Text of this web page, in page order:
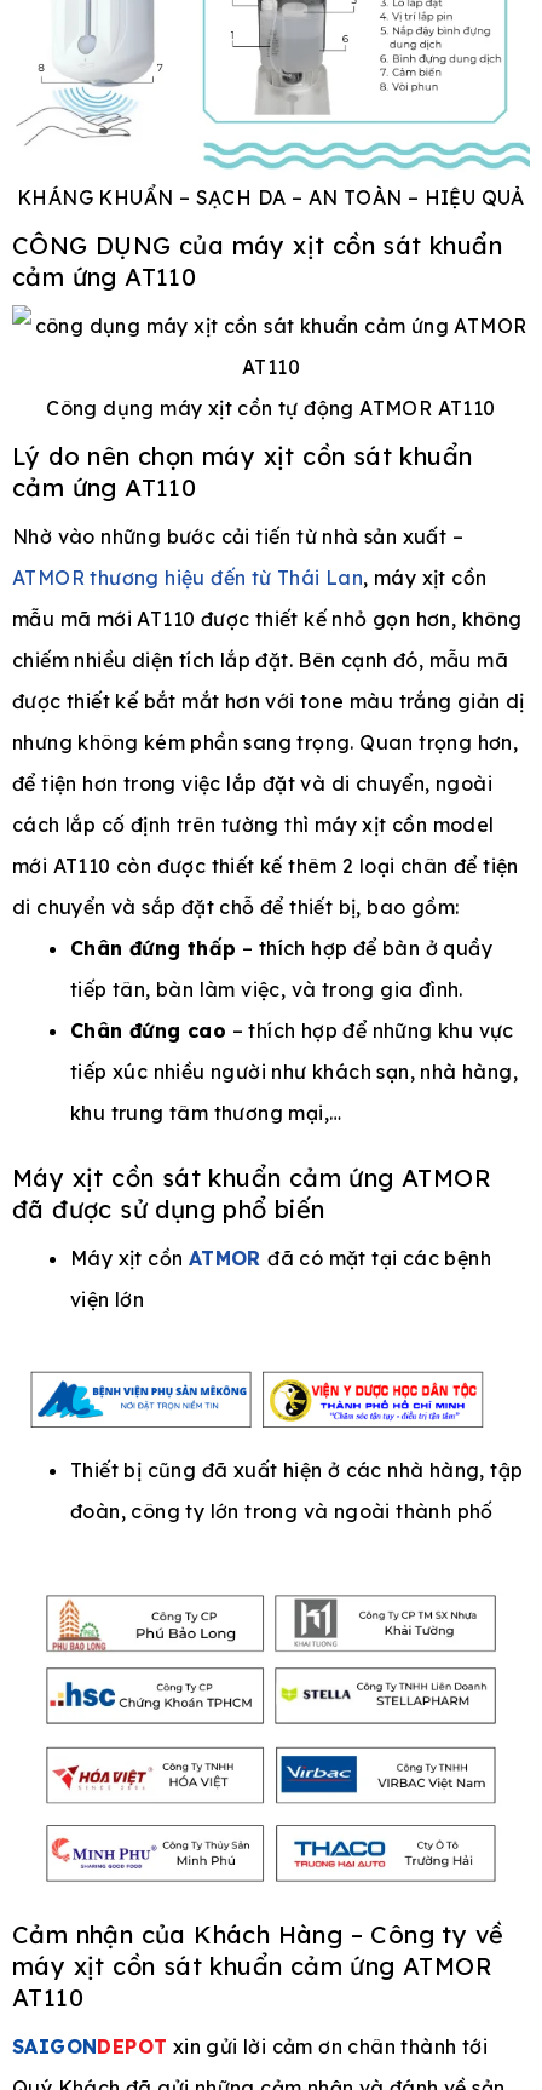
KHÁNG KHUẨN – SẠCH DA – AN TOÀN – HIỆU QUẢ
CÔNG DỤNG của máy xịt cồn sát khuẩn
cảm ứng AT110
Công dụng máy xịt cồn tự động ATMOR AT110
Lý do nên chọn máy xịt cồn sát khuẩn
cảm ứng AT110
Nhờ vào những bước cải tiến từ nhà sản xuất –
ATMOR thương hiệu đến từ Thái Lan, máy xịt cồn
mẫu mã mới AT110 được thiết kế nhỏ gọn hơn, không
chiếm nhiều diện tích lắp đặt. Bên cạnh đó, mẫu mã
được thiết kế bắt mắt hơn với tone màu trắng giản dị
nhưng không kém phần sang trọng. Quan trọng hơn,
để tiện hơn trong việc lắp đặt và di chuyển, ngoài
cách lắp cố định trên tường thì máy xịt cồn model
mới AT110 còn được thiết kế thêm 2 loại chân để tiện
di chuyển và sắp đặt chỗ để thiết bị, bao gồm:
Chân đứng thấp – thích hợp để bàn ở quầy
tiếp tân, bàn làm việc, và trong gia đình.
Chân đứng cao – thích hợp để những khu vực
tiếp xúc nhiều người như khách sạn, nhà hàng,
khu trung tâm thương mại,…
Máy xịt cồn sát khuẩn cảm ứng ATMOR
đã được sử dụng phổ biến
Máy xịt cồn ATMORđã có mặt tại các bệnh
viện lớn
Thiết bị cũng đã xuất hiện ở các nhà hàng, tập
đoàn, công ty lớn trong và ngoài thành phố
Cảm nhận của Khách Hàng – Công ty về
máy xịt cồn sát khuẩn cảm ứng ATMOR
AT110
SAIGONDEPOT xin gửi lời cảm ơn chân thành tới